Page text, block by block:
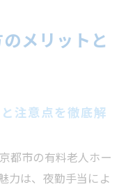
逃しがちな健康
いう働き方の1
メリットと
注意点を徹底解
都市の有料老人ホー
力は、夜勤手当によ